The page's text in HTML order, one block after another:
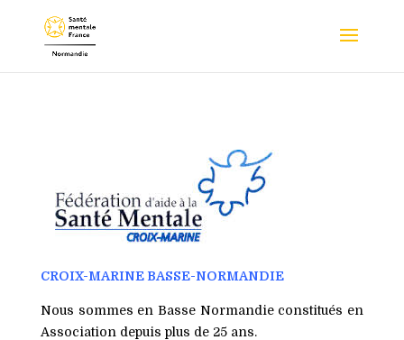
CROIX-MARINE BASSE-NORMANDIE
Nous sommes en Basse Normandie constitués en
Association depuis plus de 25 ans.